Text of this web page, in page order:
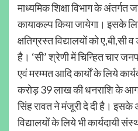
माध्यमिक शिक्षा विभाग के अंतर्गत
कायाकल्प किया जायेगा। इसके
क्षतिग्रस्त विद्यालयों को ए,बी,सी
है। ‘सी’ श्रेणी में चिन्हित चार
एवं मरम्मत आदि कार्यों के लिये
करोड़ 39 लाख की धनराशि के
सिंह रावत ने मंजूरी दे दी है। इसके
विद्यालयों के लिये भी कार्यदायी